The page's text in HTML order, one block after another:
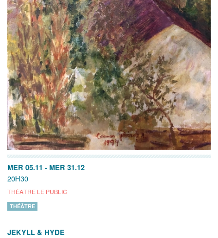
MER 05.11 - MER 31.12
20H30
THÉÂTRE LE PUBLIC
THÉÂTRE
JEKYLL & HYDE